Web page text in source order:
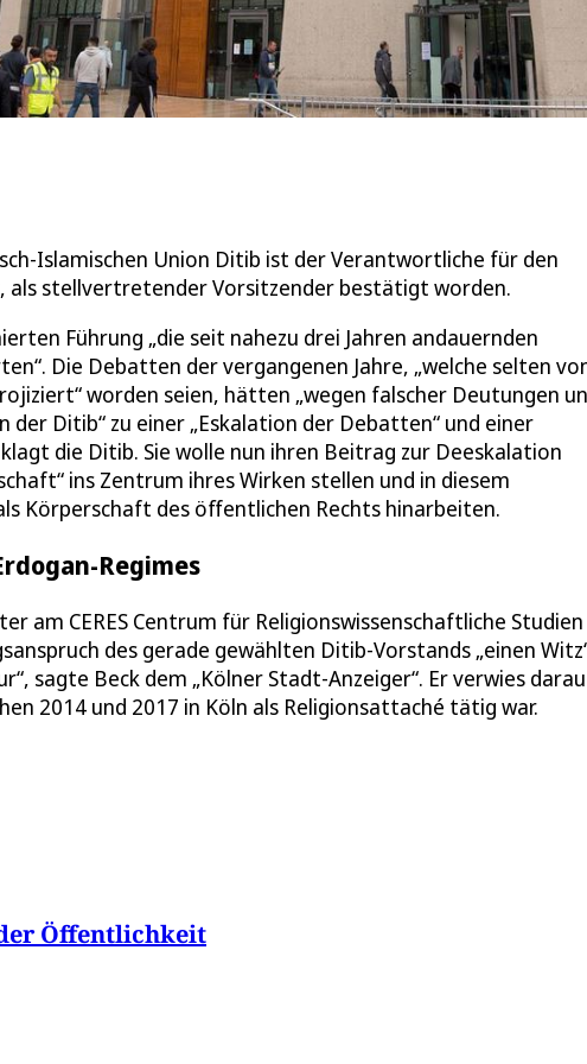
Islamischen Union Ditib ist der Verantwortliche für den
als stellvertretender Vorsitzender bestätigt worden.
Führung „die seit nahezu drei Jahren andauernden
Die Debatten der vergangenen Jahre, „welche selten
worden seien, hätten „wegen falscher Deutungen
Ditib“ zu einer „Eskalation der Debatten“ und einer
die Ditib. Sie wolle nun ihren Beitrag zur Deeskalation
ins Zentrum ihres Wirken stellen und in diesem
Körperschaft des öffentlichen Rechts hinarbeiten.
Regimes
am CERES Centrum für Religionswissenschaftliche
des gerade gewählten Ditib-Vorstands „einen
sagte Beck dem „Kölner Stadt-Anzeiger“. Er verwies
2014 und 2017 in Köln als Religionsattaché tätig war.
Öffentlichkeit